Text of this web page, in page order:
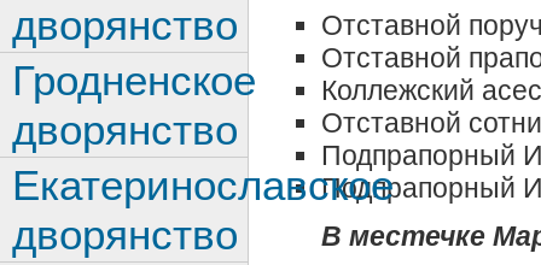
Отставной
Отставной
Коллежский
Отставной
Подпрапорный
Подпрапорный
В местечке
дворянство
Гродненское
дворянство
Екатеринославское
дворянство